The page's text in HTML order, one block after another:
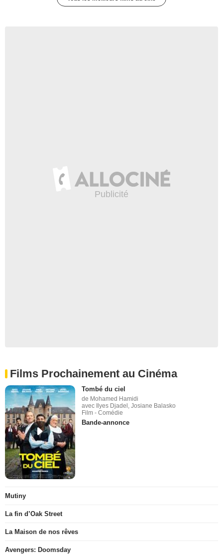
Films Prochainement au Cinéma
Tombé du ciel
de Mohamed Hamidi
avec Ilyes Djadel, Josiane Balasko
Film - Comédie
Bande-annonce
Mutiny
La fin d’Oak Street
La Maison de nos rêves
Avengers: Doomsday